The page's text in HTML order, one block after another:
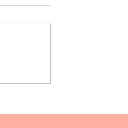
Ne Zaman Almalısınız?